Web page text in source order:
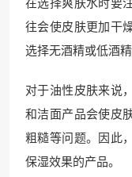
往会使皮肤更加干
选择无酒精或低酒
对于油性皮肤来说
和洁面产品会使皮
粗糙等问题。因此
保湿效果的产品。